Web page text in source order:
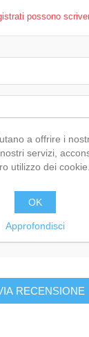
possono
Eccellente
a offrire i
servizi,
utilizzo dei cookie.
OK
Approfondisci